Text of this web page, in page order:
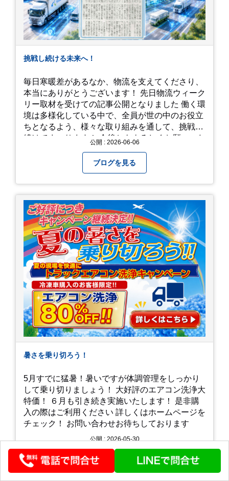
挑戦し続ける未来へ！
毎日寒暖差があるなか、物流を支えてくださり、
本当にありがとうございます！ 先日物流ウィーク
リー取材を受けての記事公開となりました 働く環
境は多様化している中で、全員が世の中のお役立
ちとなるよう、様々な取り組みを通して、挑戦を
続けてまいります！ 今後ともよろしくお願いいた公開 : 2026-06-06
ブログを見る
暑さを乗り切ろう！
5月すでに猛暑！暑いですが体調管理をしっかり
して乗り切りましょう！ 大好評のエアコン洗浄大
特価！ ６月も引き続き実施いたします！ 是非購
入の際はご利用ください 詳しくはホームページを
チェック！ お問い合わせお待ちしております
公開 : 2026-05-30
ブログを見る